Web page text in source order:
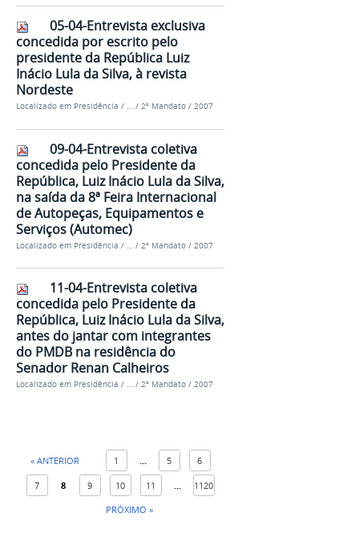
05-04-Entrevista exclusiva
concedida por escrito pelo
presidente da República Luiz
Inácio Lula da Silva, à revista
Nordeste
Localizado em Presidência / … / 2º Mandato / 2007
09-04-Entrevista coletiva
concedida pelo Presidente da
República, Luiz Inácio Lula da Silva,
na saída da 8ª Feira Internacional
de Autopeças, Equipamentos e
Serviços (Automec)
Localizado em Presidência / / 2º Mandato / 2007
11-04-Entrevista coletiva
concedida pelo Presidente da
República, Luiz Inácio Lula da Silva,
antes do jantar com integrantes
do PMDB na residência do
Senador Renan Calheiros
Localizado em Presidência / … / 2º Mandato / 2007
« ANTERIOR 1 ... 5 6
7 8 9 10 11 ...
1120
PRÓXIMO »